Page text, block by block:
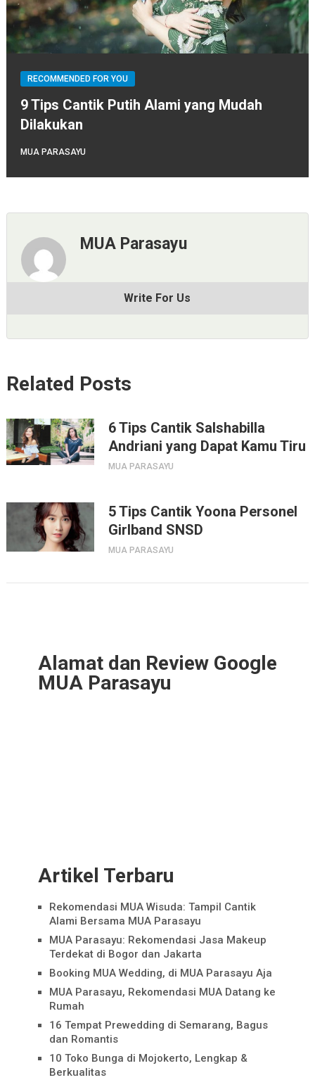
RECOMMENDED FOR YOU
9 Tips Cantik Putih Alami yang Mudah
Dilakukan
MUA PARASAYU
MUA Parasayu
Write For Us
Related Posts
6 Tips Cantik Salshabilla
Andriani yang Dapat Kamu Tiru
MUA PARASAYU
5 Tips Cantik Yoona Personel
Girlband SNSD
MUA PARASAYU
Alamat dan Review Google
MUA Parasayu
Artikel Terbaru
Rekomendasi MUA Wisuda: Tampil Cantik
Alami Bersama MUA Parasayu
MUA Parasayu: Rekomendasi Jasa Makeup
Terdekat di Bogor dan Jakarta
Booking MUA Wedding, di MUA Parasayu Aja
MUA Parasayu, Rekomendasi MUA Datang ke
Rumah
16 Tempat Prewedding di Semarang, Bagus
dan Romantis
10 Toko Bunga di Mojokerto, Lengkap &
Berkualitas